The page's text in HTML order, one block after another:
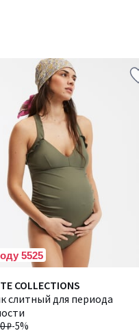
5525
COLLECTIONS
слитный для периода
₽-5%